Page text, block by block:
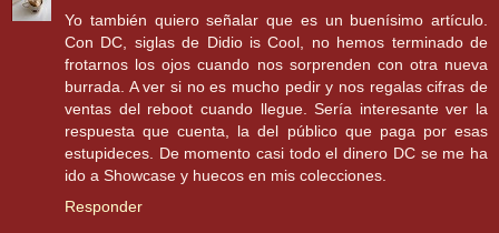
Yo también quiero señalar que es un buenísimo artículo.
Con DC, siglas de Didio is Cool, no hemos terminado de
frotarnos los ojos cuando nos sorprenden con otra nueva
burrada. A ver si no es mucho pedir y nos regalas cifras de
ventas del reboot cuando llegue. Sería interesante ver la
respuesta que cuenta, la del público que paga por esas
estupideces. De momento casi todo el dinero DC se me ha
ido a Showcase y huecos en mis colecciones.
Responder